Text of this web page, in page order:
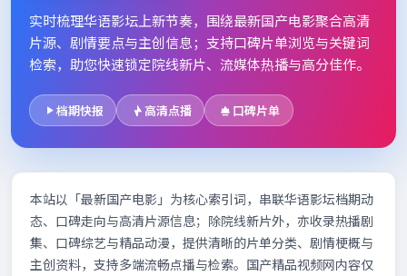
实时梳理华语影坛上新节奏，围绕最新国产电影聚合高清
片源、剧情要点与主创信息；支持口碑片单浏览与关键词
检索，助您快速锁定院线新片、流媒体热播与高分佳作。
档期快报 高清点播 口碑片单
本站以「最新国产电影」为核心索引词，串联华语影坛档期动
态、口碑走向与高清片源信息；除院线新片外，亦收录热播剧
集、口碑综艺与精品动漫，提供清晰的片单分类、剧情梗概与
主创资料，支持多端流畅点播与检索。国产精品视频网内容仅